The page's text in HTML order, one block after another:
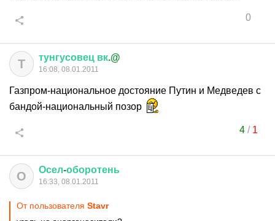
0
Т тунгусовец вк.@
16:08, 08.01.2011
Газпром-национальное достояние Путин и Медведев с
бандой-национальный позор
4/ 1
О Осел-оборотень
16:33, 08.01.2011
От пользователя Stavr